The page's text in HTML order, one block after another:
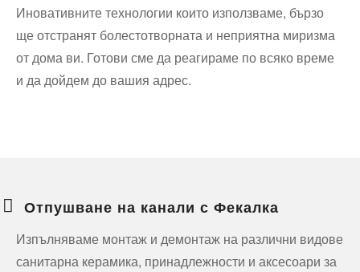
Иновативните технологии които използваме, бързо
ще отстранят болестотворната и неприятна миризма
от дома ви. Готови сме да реагираме по всяко време
и да дойдем до вашия адрес.
Отпушване на канали с Фекалка
Изпълняваме монтаж и демонтаж на различни видове
санитарна керамика, принадлежности и аксесоари за